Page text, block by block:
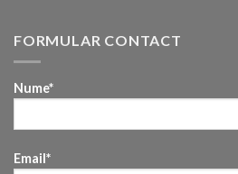
FORMULAR CONTACT
Nume*
Email*